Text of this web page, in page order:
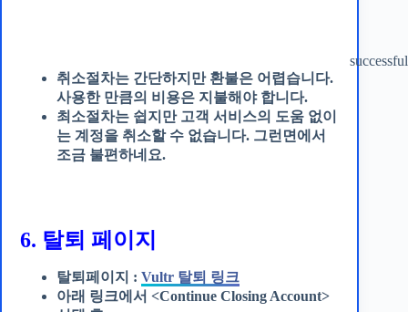
취소절차는 간단하지만 환불은 어렵습니다.
사용한 만큼의 비용은 지불해야 합니다.
최소절차는 쉽지만 고객 서비스의 도움 없이
는 계정을 취소할 수 없습니다. 그런면에서
조금 불편하네요.
6. 탈퇴 페이지
탈퇴페이지 : Vultr 탈퇴 링크
아래 링크에서 <Continue Closing Account>